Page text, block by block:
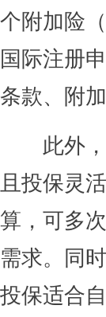
个附加险
国际注册
条款、附
此外，
且投保灵
算，可多
需求。同
投保适合